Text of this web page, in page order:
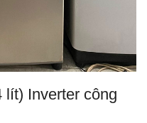
lít) Inverter công